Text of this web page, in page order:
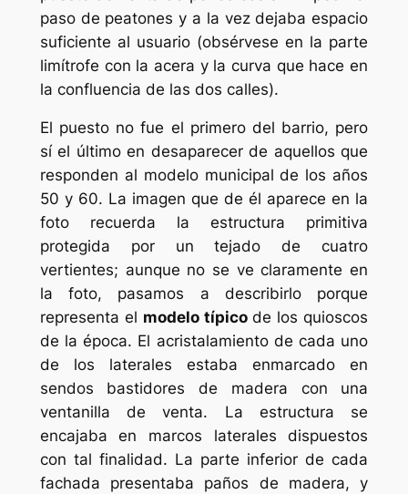
paso de peatones y a la vez dejaba espacio
suficiente al usuario (obsérvese en la parte
limítrofe con la acera y la curva que hace en
la confluencia de las dos calles).
El puesto no fue el primero del barrio, pero
sí el último en desaparecer de aquellos que
responden al modelo municipal de los años
50 y 60. La imagen que de él aparece en la
foto recuerda la estructura primitiva
protegida por un tejado de cuatro
vertientes; aunque no se ve claramente en
la foto, pasamos a describirlo porque
representa el modelo típicode los quioscos
de la época. El acristalamiento de cada uno
de los laterales estaba enmarcado en
sendos bastidores de madera con una
ventanilla de venta. La estructura se
encajaba en marcos laterales dispuestos
con tal finalidad. La parte inferior de cada
fachada presentaba paños de madera, y